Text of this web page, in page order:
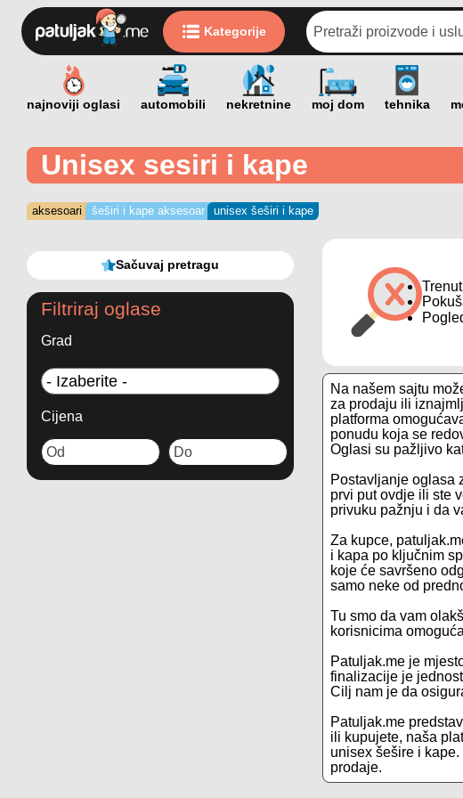
Kategorije
Unisex sesiri i kape
aksesoari šeširi i kape aksesoar unisex šeširi i kape
Sačuvaj pretragu
Filtriraj oglase
Grad
Cijena
Na našem sajtu
za prodaju ili
platforma
ponudu koja se
Oglasi su pažljivo
Postavljanje oglasa
prvi put ovdje ili ste
privuku pažnju i da
Za kupce,
i kapa po ključnim
koje će savršeno
samo neke od
Tu smo da vam
korisnicima
Patuljak.me je
finalizacije je
Cilj nam je da
Patuljak.me
ili kupujete, naša
unisex šešire i
prodaje.